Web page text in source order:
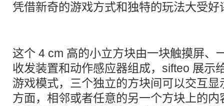
凭借新奇的游戏方式和独特的玩法大受好
这个 4 cm 高的小立方块由一块触摸屏、
收发装置和动作感应器组成，sifteo 展示
游戏模式，三个独立的方块间可以交互
方面，相邻或者任意的另一个方块上的